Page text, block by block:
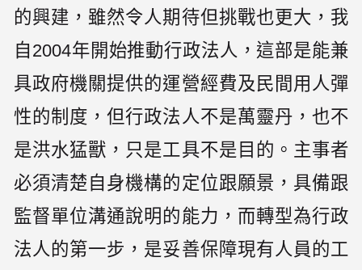
的興建，雖然令人期待但挑戰也更大，我
自2004年開始推動行政法人，這部是能兼
具政府機關提供的運營經費及民間用人彈
性的制度，但行政法人不是萬靈丹，也不
是洪水猛獸，只是工具不是目的。主事者
必須清楚自身機構的定位跟願景，具備跟
監督單位溝通說明的能力，而轉型為行政
法人的第一步，是妥善保障現有人員的工